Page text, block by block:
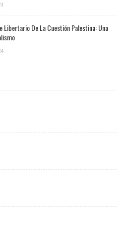
Libertario De La Cuestión Palestina: Una